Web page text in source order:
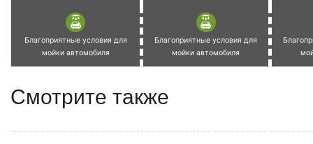
Благоприятные условия для
мойки автомобиля
Благоприятные условия для
мойки автомобиля
Смотрите также